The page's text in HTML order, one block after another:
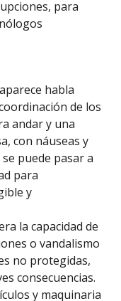
para
habla
de los
andar y una
con náuseas y
puede pasar a
para
y
la capacidad de
o vandalismo
no protegidas,
consecuencias.
y maquinaria